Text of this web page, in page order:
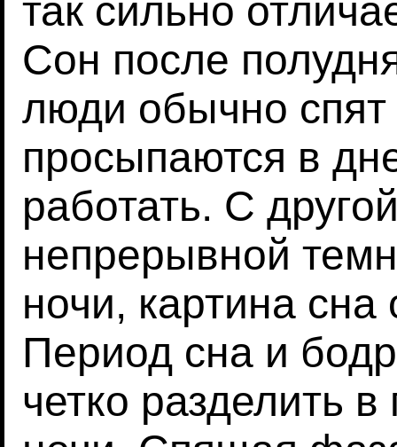
так сильно
Сон после
люди обычно
просыпаются в
работать. С
непрерывной
ночи, картина сна
Период сна и
четко разделить